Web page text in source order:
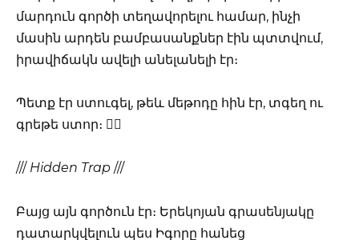
մարդուն գործի տեղավորելու համար, ինչի
մասին արդեն բամբասանքներ էին պտտվում,
իրավիճակն ավելի անելանելի էր։
Պետք էր ստուգել, թեև մեթոդը հին էր, տգեղ ու
գրեթե ստոր։ 🕵️‍♂️
/// Hidden Trap ///
Բայց այն գործուն էր։ Երեկոյան գրասենյակը
դատարկվելուն պես Իգորը հանեց